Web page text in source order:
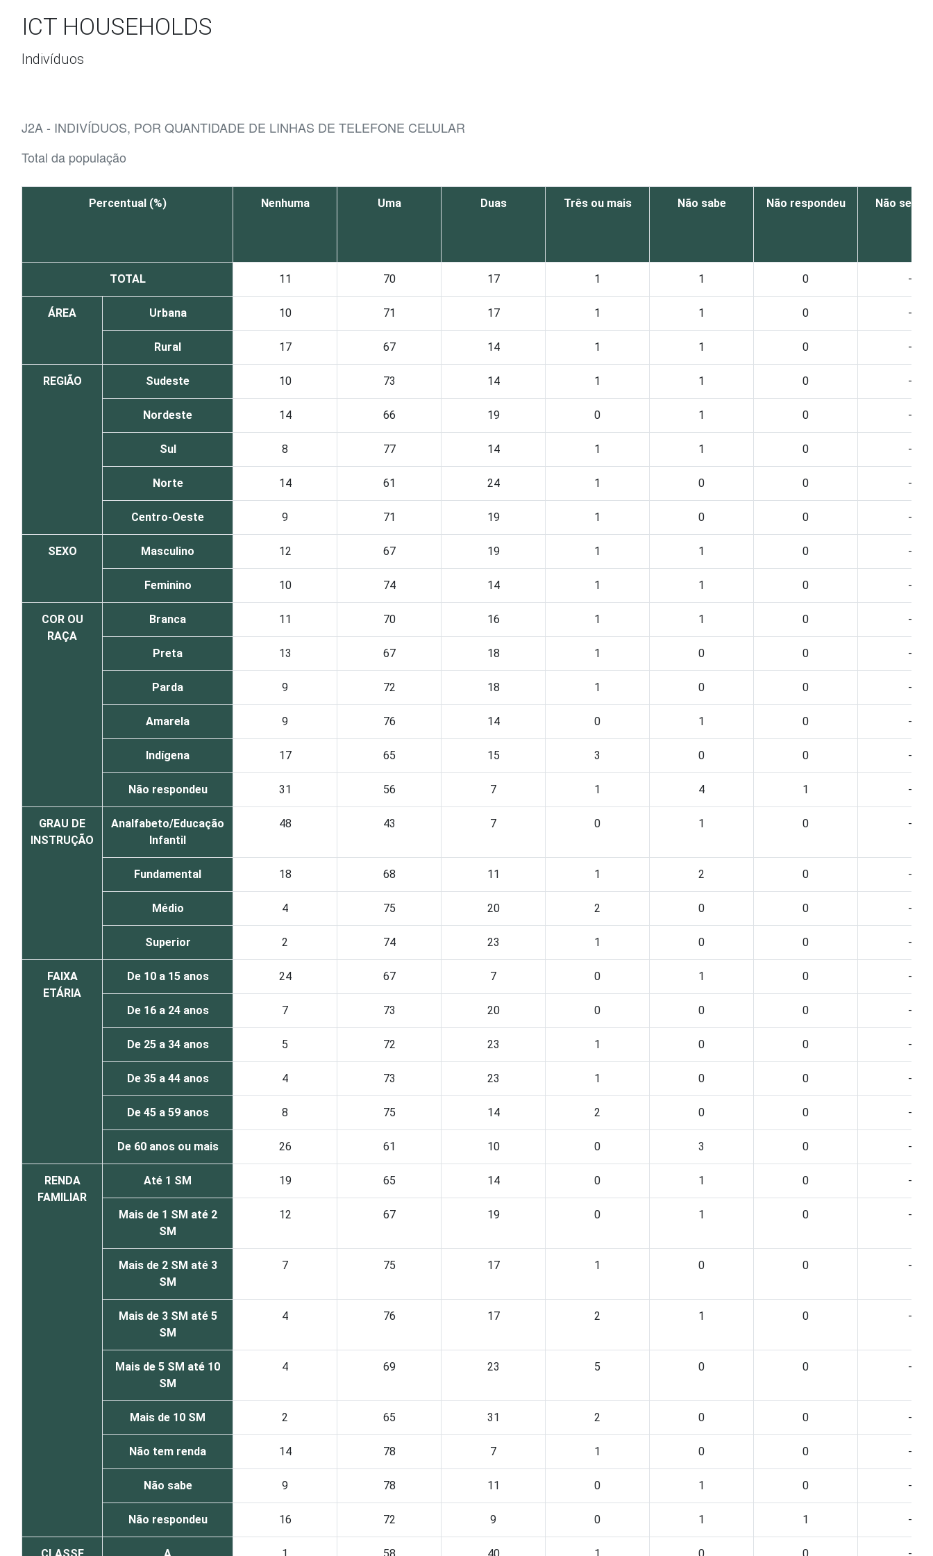
ICT HOUSEHOLDS
Indivíduos
J2A - INDIVÍDUOS, POR QUANTIDADE DE LINHAS DE TELEFONE CELULAR
Total da população
Percentual (%) Nenhuma Uma Duas Três ou mais Não sabe Não respondeu Não se
TOTAL 11 70 17 1 1 0 -
ÁREA Urbana 10 71 17 1 1 0 -
Rural 17 67 14 1 1 0 -
REGIÃO Sudeste 10 73 14 1 1 0 -
Nordeste 14 66 19 0 1 0 -
Sul 8 77 14 1 1 0 -
Norte 14 61 24 1 0 0 -
Centro-Oeste 9 71 19 1 0 0 -
SEXO Masculino 12 67 19 1 1 0 -
Feminino 10 74 14 1 1 0 -
COR OU
RAÇA
Branca 11 70 16 1 1 0 -
Preta 13 67 18 1 0 0 -
Parda 9 72 18 1 0 0 -
Amarela 9 76 14 0 1 0 -
Indígena 17 65 15 3 0 0 -
Não respondeu 31 56 7 1 4 1 -
GRAU DE
INSTRUÇÃO
Analfabeto/Educação
Infantil
48 43 7 0 1 0 -
Fundamental 18 68 11 1 2 0 -
Médio 4 75 20 2 0 0 -
Superior 2 74 23 1 0 0 -
FAIXA
ETÁRIA
De 10 a 15 anos 24 67 7 0 1 0 -
De 16 a 24 anos 7 73 20 0 0 0 -
De 25 a 34 anos 5 72 23 1 0 0 -
De 35 a 44 anos 4 73 23 1 0 0 -
De 45 a 59 anos 8 75 14 2 0 0 -
De 60 anos ou mais 26 61 10 0 3 0 -
RENDA
FAMILIAR
Até 1 SM 19 65 14 0 1 0 -
Mais de 1 SM até 2
SM
12 67 19 0 1 0 -
Mais de 2 SM até 3
SM
7 75 17 1 0 0 -
Mais de 3 SM até 5
SM
4 76 17 2 1 0 -
Mais de 5 SM até 10
SM
4 69 23 5 0 0 -
Mais de 10 SM 2 65 31 2 0 0 -
Não tem renda 14 78 7 1 0 0 -
Não sabe 9 78 11 0 1 0 -
Não respondeu 16 72 9 0 1 1 -